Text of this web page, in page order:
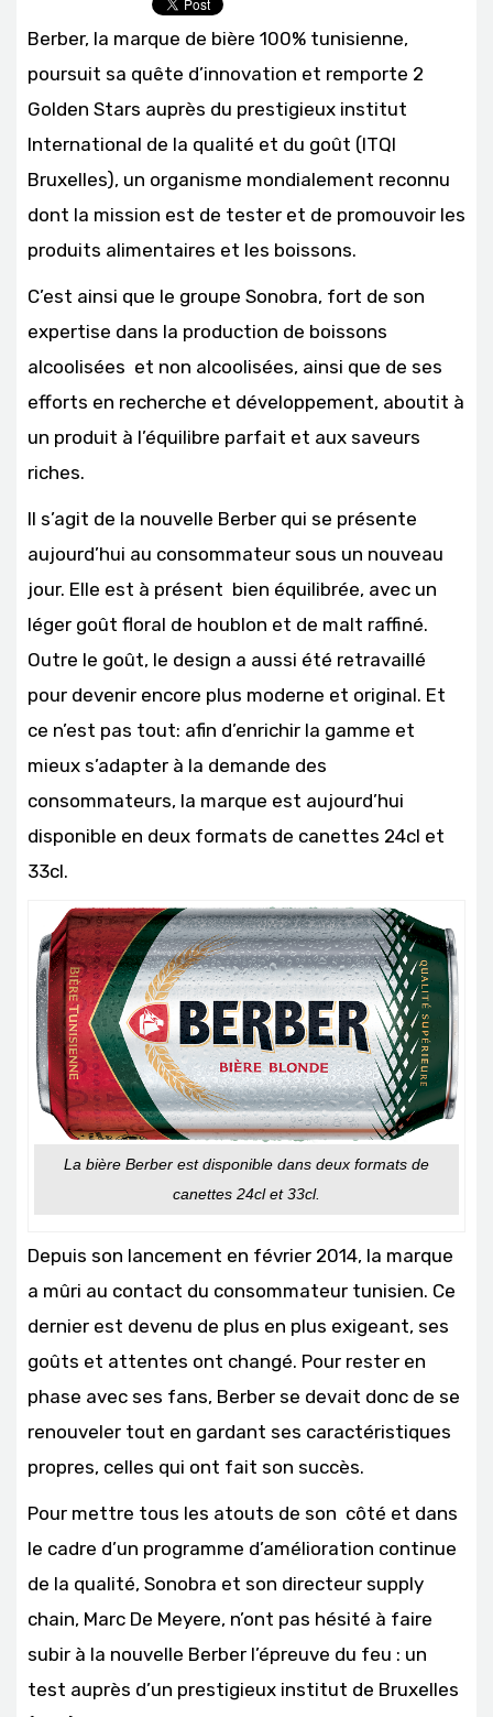
Berber, la marque de bière 100% tunisienne,
poursuit sa quête d’innovation et remporte 2
Golden Stars auprès du prestigieux institut
International de la qualité et du goût (ITQI
Bruxelles), un organisme mondialement reconnu
dont la mission est de tester et de promouvoir les
produits alimentaires et les boissons.
C’est ainsi que le groupe Sonobra, fort de son
expertise dans la production de boissons
alcoolisées et non alcoolisées, ainsi que de ses
efforts en recherche et développement, aboutit à
un produit à l’équilibre parfait et aux saveurs
riches.
Il s’agit de la nouvelle Berber qui se présente
aujourd’hui au consommateur sous un nouveau
jour. Elle est à présent bien équilibrée, avec un
léger goût floral de houblon et de malt raffiné.
Outre le goût, le design a aussi été retravaillé
pour devenir encore plus moderne et original. Et
ce n’est pas tout: afin d’enrichir la gamme et
mieux s’adapter à la demande des
consommateurs, la marque est aujourd’hui
disponible en deux formats de canettes 24cl et
33cl.
La bière Berber est disponible dans deux formats de
canettes 24cl et 33cl.
Depuis son lancement en février 2014, la marque
a mûri au contact du consommateur tunisien. Ce
dernier est devenu de plus en plus exigeant, ses
goûts et attentes ont changé. Pour rester en
phase avec ses fans, Berber se devait donc de se
renouveler tout en gardant ses caractéristiques
propres, celles qui ont fait son succès.
Pour mettre tous les atouts de son côté et dans
le cadre d’un programme d’amélioration continue
de la qualité, Sonobra et son directeur supply
chain, Marc De Meyere, n’ont pas hésité à faire
subir à la nouvelle Berber l’épreuve du feu : un
test auprès d’un prestigieux institut de Bruxelles